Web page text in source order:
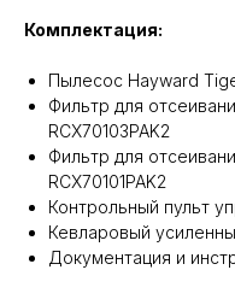
Комплектация:
Пылесос Hayward
Фильтр для
RCX70103PAK2
Фильтр для
RCX70101PAK2
Контрольный пульт
Кевларовый
Документация и